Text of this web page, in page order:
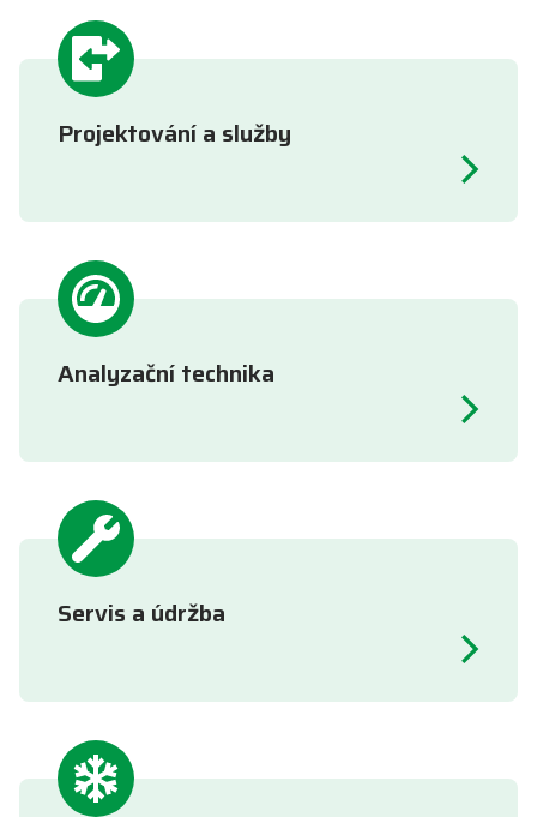
Projektování a služby
Analyzační technika
Servis a údržba